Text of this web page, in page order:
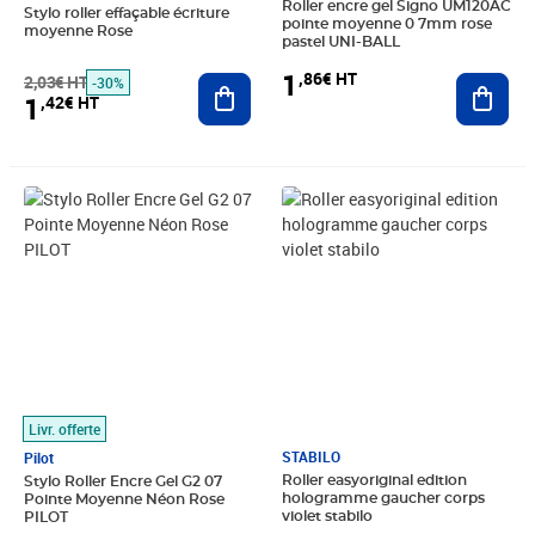
Stylo roller effaçable écriture
moyenne Rose
2,03€ HT -30%
1 ,42€ HT
Ajouter au panier
Roller encre gel Signo UM120AC
pointe moyenne 0 7mm rose
pastel UNI-BALL
1 ,86€ HT
Livr. offerte
Pilot
Stylo Roller Encre Gel G2 07
Pointe Moyenne Néon Rose
PILOT
Prix 3,86€ HT
STABILO
Roller easyoriginal edition
hologramme gaucher corps
violet stabilo
Prix 8,73€ HT